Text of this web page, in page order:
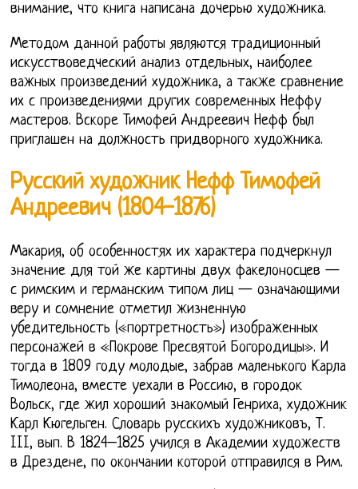
внимание, что книга написана дочерью художника.
Методом данной работы являются традиционный
искусствоведческий анализ отдельных, наиболее
важных произведений художника, а также сравнение
их с произведениями других современных Неффу
мастеров. Вскоре Тимофей Андреевич Нефф был
приглашен на должность придворного художника.
Русский художник Нефф Тимофей
Андреевич (1804-1876)
Макария, об особенностях их характера подчеркнул
значение для той же картины двух факелоносцев —
с римским и германским типом лиц — означающими
веру и сомнение отметил жизненную
убедительность («портретность») изображенных
персонажей в «Покрове Пресвятой Богородицы». И
тогда в 1809 году молодые, забрав маленького Карла
Тимолеона, вместе уехали в Россию, в городок
Вольск, где жил хороший знакомый Генриха, художник
Карл Кюгельген. Словарь русскихъ художниковъ, Т.
III, вып. В 1824–1825 учился в Академии художеств
в Дрездене, по окончании которой отправился в Рим.